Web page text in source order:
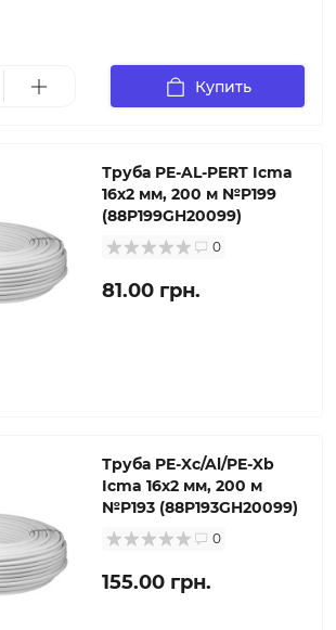
Купить
Труба PE-AL-PERT Icma
16х2 мм, 200 м №P199
(88P199GH20099)
0
81.00 грн.
Труба PE-Xc/Al/PE-Xb
Icma 16х2 мм, 200 м
№P193 (88P193GH20099)
0
155.00 грн.